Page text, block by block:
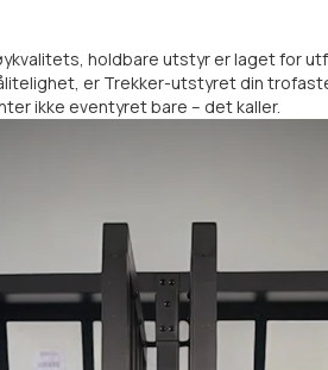
holdbare utstyr er laget for
er Trekker-utstyret din
ikke eventyret bare – det kaller.